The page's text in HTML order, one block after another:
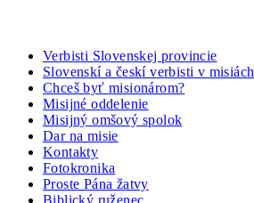
Verbisti Slovenskej provincie
Slovenskí a českí verbisti v misiách
Chceš byť misionárom?
Misijné oddelenie
Misijný omšový spolok
Dar na misie
Kontakty
Fotokronika
Proste Pána žatvy
Biblický ruženec